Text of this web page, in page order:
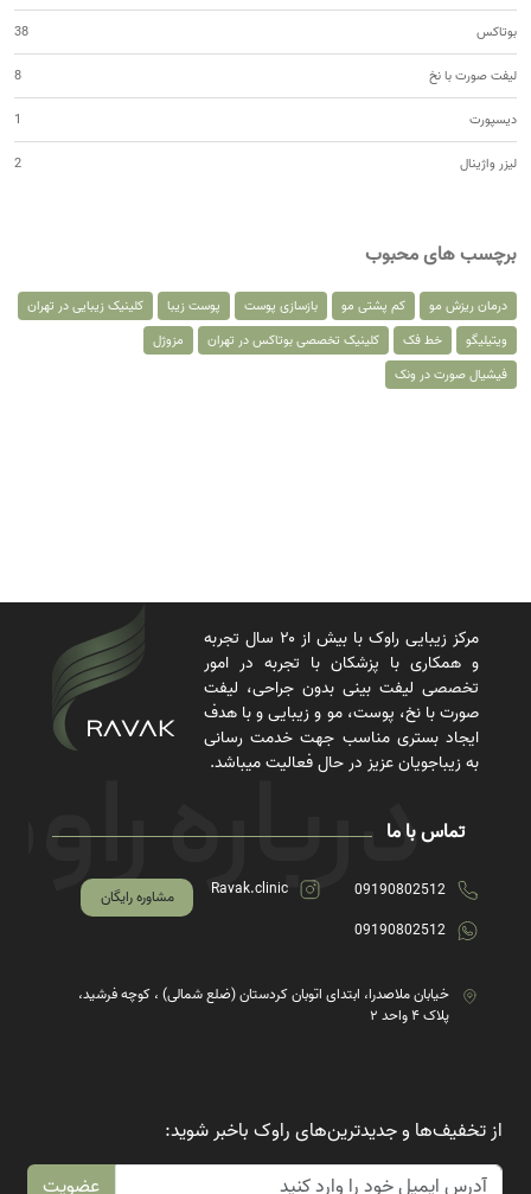
بوتاکس 38
لیفت صورت با نخ 8
دیسپورت 1
لیزر واژینال 2
برچسب های محبوب
درمان ریزش مو کم پشتی مو بازسازی پوست پوست زیبا
کلینیک زیبایی در تهران
ویتیلیگو
خط فک کلینیک تخصصی بوتاکس در تهران
مزوژل
فیشیال صورت در ونک
مرکز زیبایی راوک با بیش از ۲۰ سال تجربه
و همکاری با پزشکان با تجربه در امور
تخصصی لیفت بینی بدون جراحی، لیفت
صورت با نخ، پوست، مو و زیبایی و با هدف
ایجاد بستری مناسب جهت خدمت رسانی
به زیباجویان عزیز در حال فعالیت میباشد.
تماس با ما
09190802512
09190802512
Ravak.clinic مشاوره رایگان
خیابان ملاصدرا، ابتدای اتوبان کردستان (ضلع شمالی) ، کوچه فرشید،
پلاک ۴ واحد ۲
از تخفیف‌ها و جدیدترین‌های راوک باخبر شوید:
عضویت